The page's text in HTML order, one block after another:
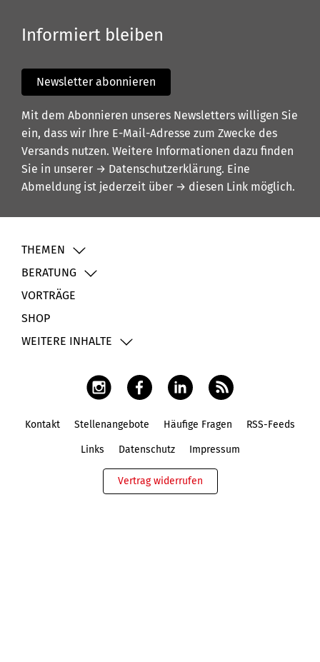
Informiert bleiben
Newsletter abonnieren
Mit dem Abonnieren unseres Newsletters willigen Sie
ein, dass wir Ihre E-Mail-Adresse zum Zwecke des
Versands nutzen. Weitere Informationen dazu finden
Sie in unserer → Datenschutzerklärung. Eine
Abmeldung ist jederzeit über → diesen Link möglich.
THEMEN
BERATUNG
VORTRÄGE
SHOP
WEITERE INHALTE
Kontakt Stellenangebote Häufige Fragen RSS-Feeds
Links Datenschutz Impressum
Vertrag widerrufen